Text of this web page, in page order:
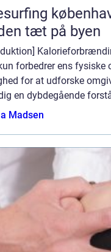
københavn sådan får du mest
tæt på byen
forbedrer ens fysiske
for at udforske
en dybdegående
Madsen